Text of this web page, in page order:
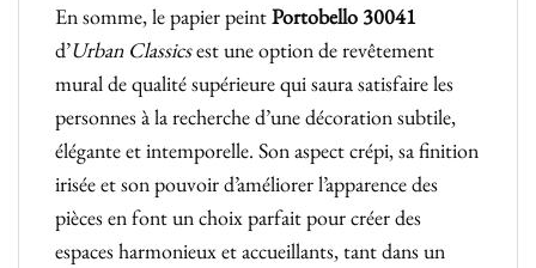
En somme, le papier peintPortobello 30041
d’Urban Classicsest une option de revêtement
mural de qualité supérieure qui saura satisfaire les
personnes à la recherche d’une décoration subtile,
élégante et intemporelle. Son aspect crépi, sa finition
irisée et son pouvoir d’améliorer l’apparence des
pièces en font un choix parfait pour créer des
espaces harmonieux et accueillants, tant dans un